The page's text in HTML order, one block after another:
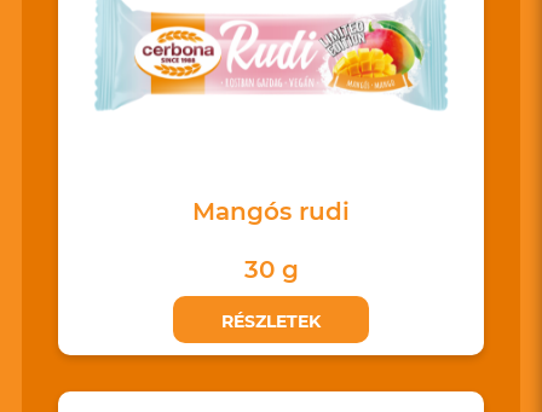
Mangós rudi
30 g
RÉSZLETEK